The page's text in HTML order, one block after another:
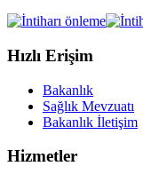
Hızlı Erişim
Bakanlık
Sağlık Mevzuatı
Bakanlık İletişim
Hizmetler